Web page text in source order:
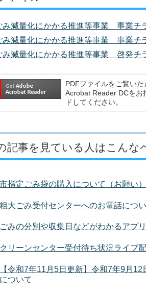
み減量化にかかる推進等事業 事業チ
み減量化にかかる推進等事業 事業チ
み減量化にかかる推進等事業 啓発チ
PDFファイルをご覧い
Acrobat Reader DCをお
ドしてください。
記事を見ている人はこんな
市指定ごみ袋の購入について（お願い）
粗大ごみ受付センターへのお電話につ
ごみの分別や収集日などがわかるアプ
クリーンセンター受付待ち状況ライブ
【令和7年11月5日更新】令和7年9月
について